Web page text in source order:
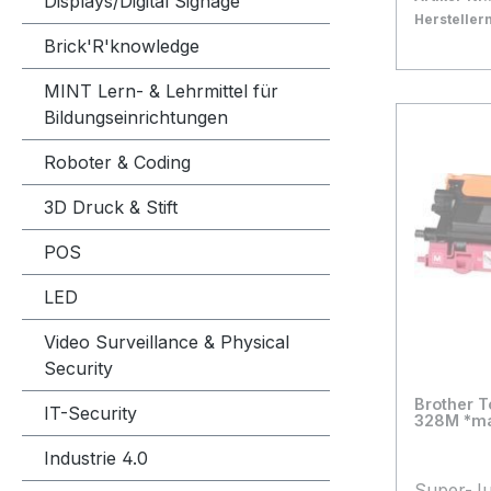
Brick'R'knowledge
MINT Lern- & Lehrmittel für
Bildungseinrichtungen
Roboter & Coding
3D Druck & Stift
POS
LED
Video Surveillance & Physical
Security
IT-Security
Industrie 4.0
(6.000
In den
Brother
328M